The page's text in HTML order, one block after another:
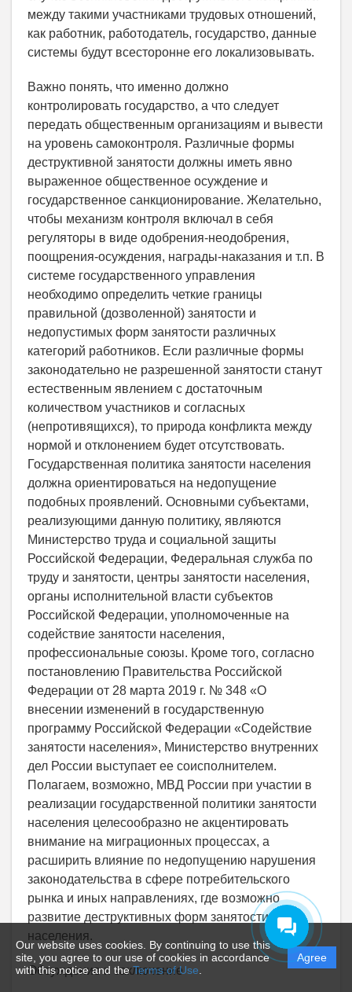
Our website uses cookies. By continuing to use this
site, you agree to our use of cookies in accordance
with this notice and theTerms of Use
Agree
между такими участниками трудовых отношений,
как работник, работодатель, государство, данные
системы будут всесторонне его локализовывать.
Важно понять, что именно должно
контролировать государство, а что следует
передать общественным организациям и вывести
на уровень самоконтроля. Различные формы
деструктивной занятости должны иметь явно
выраженное общественное осуждение и
государственное санкционирование. Желательно,
чтобы механизм контроля включал в себя
регуляторы в виде одобрения-неодобрения,
поощрения-осуждения, награды-наказания и т.п. В
системе государственного управления
необходимо определить четкие границы
правильной (дозволенной) занятости и
недопустимых форм занятости различных
категорий работников. Если различные формы
законодательно не разрешенной занятости станут
естественным явлением с достаточным
количеством участников и согласных
(непротивящихся), то природа конфликта между
нормой и отклонением будет отсутствовать.
Государственная политика занятости населения
должна ориентироваться на недопущение
подобных проявлений. Основными субъектами,
реализующими данную политику, являются
Министерство труда и социальной защиты
Российской Федерации, Федеральная служба по
труду и занятости, центры занятости населения,
органы исполнительной власти субъектов
Российской Федерации, уполномоченные на
содействие занятости населения,
профессиональные союзы. Кроме того, согласно
постановлению Правительства Российской
Федерации от 28 марта 2019 г. № 348 «О
внесении изменений в государственную
программу Российской Федерации «Содействие
занятости населения», Министерство внутренних
дел России выступает ее соисполнителем.
Полагаем, возможно, МВД России при участии в
реализации государственной политики занятости
населения целесообразно не акцентировать
внимание на миграционных процессах, а
расширить влияние по недопущению нарушения
законодательства в сфере потребительского
рынка и иных направлениях, где возможно
развитие деструктивных форм занятости
населения.
Обсуждение и заключение